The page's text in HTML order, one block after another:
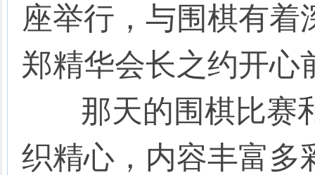
座举行，与围棋有着
郑精华会长之约开心
那天的围棋比赛
织精心，内容丰富多